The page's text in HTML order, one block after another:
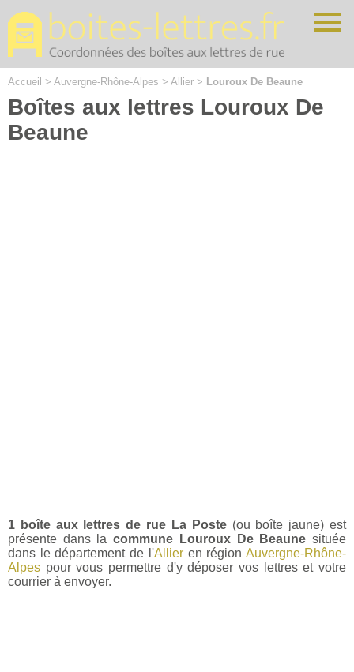
Accueil > Auvergne-Rhône-Alpes > Allier > Louroux De Beaune
Boîtes aux lettres Louroux De
Beaune
1 boîte aux lettres de rue La Poste(ou boîte jaune) est
présente dans lacommune Louroux De Beaune située
dans le département de l'Allieren régionAuvergne-Rhône-
Alpes pour vous permettre d'y déposer vos lettres et votre
courrier à envoyer.